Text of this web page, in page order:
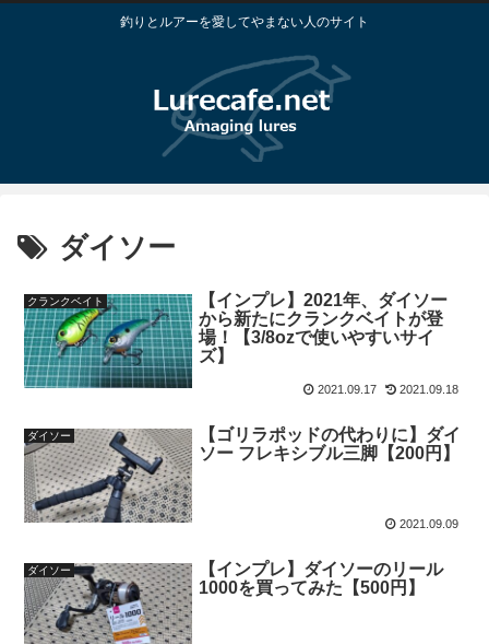
釣りとルアーを愛してやまない人のサイト
ダイソー
クランクベイト
【インプレ】2021年、ダイソー
から新たにクランクベイトが登
場！【3/8ozで使いやすいサイ
ズ】
2021.09.17 2021.09.18
ダイソー
【ゴリラポッドの代わりに】ダイ
ソー フレキシブル三脚【200円】
2021.09.09
ダイソー
【インプレ】ダイソーのリール
1000を買ってみた【500円】